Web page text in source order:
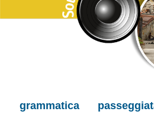
grammatica